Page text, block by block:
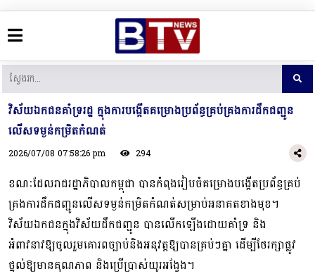
វិស័យឯកជនគាំទ្ររដ្ឋ ក្នុងការ​បង្កើត​គម្រោង​ប្រព័ន្ធ​គ្រប់គ្រង​ការ​ដឹក​ជញ្ជូន​
លើស​ទម្ងន់​កម្រិត​កំណត់
2026/07/08 07:58:26 pm 294
ខណៈដែលរាជរដ្ឋាភិបាលកម្ពុជា បានកំពុង​រៀប​ចំ​គម្រោង​បង្កើត​ប្រព័ន្ធ​គ្រប់​
គ្រង​ការ​ដឹក​ជញ្ជូន​លើស​ទម្ងន់​កម្រិត​​កំណត់សម្រាប់អនាគតខាងមុខ។
វិស័យឯកជនក្នុងវិស័យដឹកជញ្ជូន បាន​លើក​ឡើង​ដោយ​គាំទ្រ និង
អំពាវនាវឱ្យចូលរួមគោរពច្បាប់និងអនុវត្តឱ្យបានគ្រប់ៗគ្នា ដើម្បី​ថែ​រក្សា​ផ្លូវ​
ថ្នល់​ឱ្យ​មានគុណភាព និងប្រើប្រាស់យូរអង្វែង។